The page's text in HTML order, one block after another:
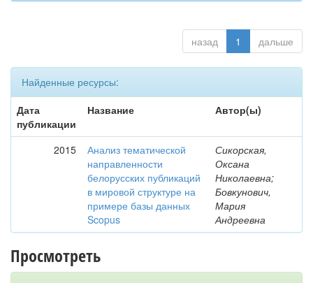
назад 1 дальше
Найденные ресурсы:
Дата
публикации
Название Автор(ы)
2015
Анализ тематической
направленности
белорусских публикаций
в мировой структуре на
примере базы данных
Scopus
Сикорская,
Оксана
Николаевна;
Бовкунович,
Мария
Андреевна
Просмотреть